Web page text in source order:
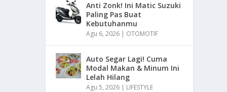
Anti Zonk! Ini Matic Suzuki
Paling Pas Buat
Kebutuhanmu
Agu 6, 2026 | OTOMOTIF
Auto Segar Lagi! Cuma
Modal Makan & Minum Ini
Lelah Hilang
Agu 5, 2026 | LIFESTYLE